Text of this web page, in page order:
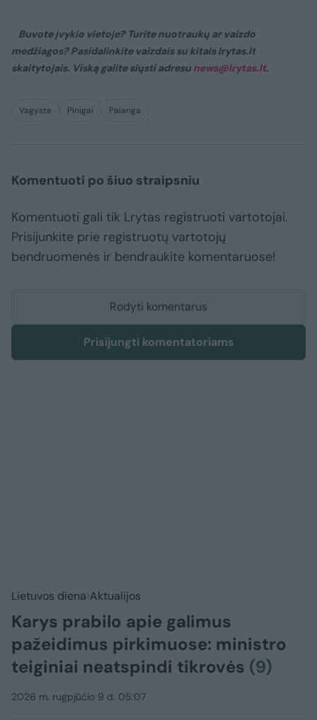
Buvote įvykio vietoje? Turite nuotraukų ar vaizdo
medžiagos? Pasidalinkite vaizdais su kitais lrytas.lt
skaitytojais. Viską galite siųsti adresu news@lrytas.lt.
Vagystė Pinigai Palanga
Komentuoti po šiuo straipsniu
Komentuoti gali tik Lrytas registruoti vartotojai.
Prisijunkite prie registruotų vartotojų
bendruomenės ir bendraukite komentaruose!
Rodyti komentarus
Prisijungti komentatoriams
Lietuvos diena Aktualijos
Karys prabilo apie galimus
pažeidimus pirkimuose: ministro
teiginiai neatspindi tikrovės (9)
2026 m. rugpjūčio 9 d. 05:07